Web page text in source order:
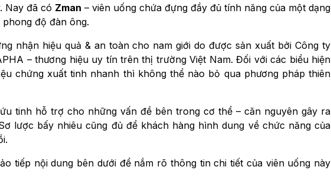
Nay đã có Zman – viên uống chứa đựng đầy đủ tính năng của một dạng
độ đàn ông.
nhận hiệu quả & an toàn cho nam giới do được sản xuất bởi Công ty
– thương hiệu uy tín trên thị trường Việt Nam.Đối với các biểu hiện
chứng xuất tinh nhanh thì không thể nào bỏ qua phương pháp thiên
tinh hỗ trợ cho những vấn đề bên trong cơ thể – căn nguyên gây ra
lược bấy nhiêu cũng đủ để khách hàng hình dung về chức năng của
tiếp nội dung bên dưới để nắm rõ thông tin chi tiết của viên uống này